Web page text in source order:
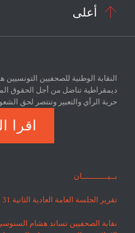
 أعلى
النقابة الوطنية للصحفيين
ديمقراطية تناضل من أجل الحقوق
حرية الرأي والتعبير وتنتصر لحق
اقرا
بــيـــــــــــان
تقرير الجلسة العامة العادية الثانية 31 جويلية 2026
نقابة الصحفيين تساند هشام